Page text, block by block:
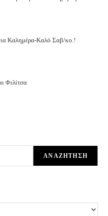
Καλημέρα-Καλό Σαβ/κο.!
Φιλίτσα
ΑΝΑΖΉΤΗΣΗ